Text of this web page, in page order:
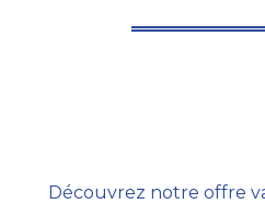
Découvrez notre offre